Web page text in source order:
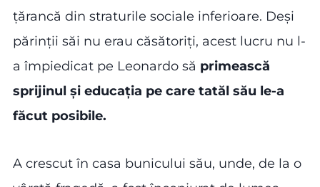
țărancă din straturile sociale inferioare. Deși
părinții săi nu erau căsătoriți, acest lucru nu l-
a împiedicat pe Leonardo să primească
sprijinul și educația pe care tatăl său le-a
făcut posibile.
A crescut în casa bunicului său, unde, de la o